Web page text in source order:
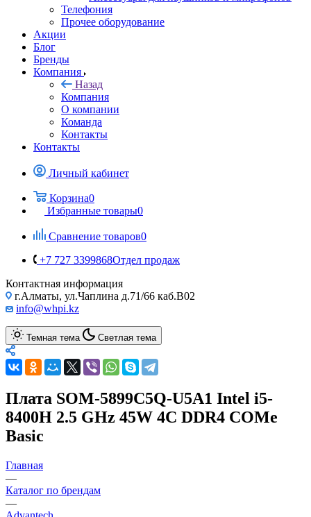
Телефония
Прочее оборудование
Акции
Блог
Бренды
Компания
Назад
Компания
О компании
Команда
Контакты
Контакты
Личный кабинет
Корзина0
Избранные товары0
Сравнение товаров0
+7 727 3399868Отдел продаж
Контактная информация
г.Алматы, ул.Чаплина д.71/66 каб.B02
info@whpi.kz
Темная тема Светлая тема
Плата SOM-5899C5Q-U5A1 Intel i5-
8400H 2.5 GHz 45W 4C DDR4 COMe
Basic
Главная
—
Каталог по брендам
—